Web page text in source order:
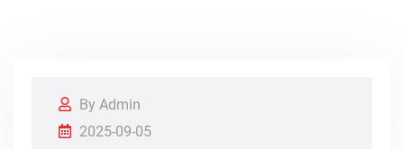
By Admin
2025-09-05